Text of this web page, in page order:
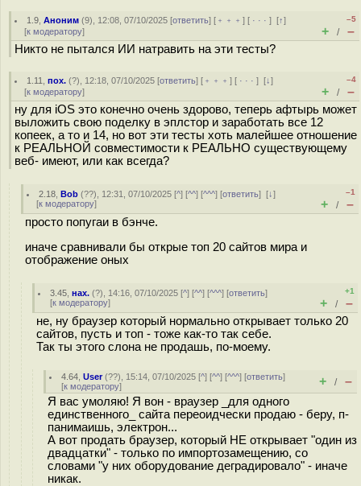
1.9 ,Аноним (9), 12:08, 07/10/2025 [ответить] [ ﹢﹢﹢] [ · · ·][↑]
[к модератору]
–5
+ / –
Никто не пытался ИИ натравить на эти тесты?
1.11 ,пох. (?), 12:18, 07/10/2025 [ответить] [ ﹢﹢﹢] [ · · ·][↓]
[к модератору]
–4
+ / –
ну для iOS это конечно очень здорово, теперь афтырь может
выложить свою поделку в эплстор и заработать все 12
копеек, а то и 14, но вот эти тесты хоть малейшее отношение
к РЕАЛЬНОЙ совместимости к РЕАЛЬНО существующему
веб- имеют, или как всегда?
2.18 ,Bob (??), 12:31, 07/10/2025 [^] [^^] [^^^] [ответить][↓]
[к модератору]
–1
+ / –
просто попугаи в бэнче.
иначе сравнивали бы открые топ 20 сайтов мира и
отображение оных
3.45 ,нах. (?), 14:16, 07/10/2025 [^] [^^] [^^^] [ответить]
[к модератору]
+1
+ / –
не, ну браузер который нормально открывает только 20
сайтов, пусть и топ - тоже как-то так себе.
Так ты этого слона не продашь, по-моему.
4.64 ,User(??), 15:14, 07/10/2025 [^] [^^] [^^^] [ответить]
[к модератору] + / –
Я вас умоляю! Я вон - враузер _для одного
единственного_ сайта переоидчески продаю - беру, п-
панимаишь, электрон...
А вот продать браузер, который НЕ открывает "один из
двадцатки" - только по импортозамещению, со
словами "у них оборудование деградировало" - иначе
никак.